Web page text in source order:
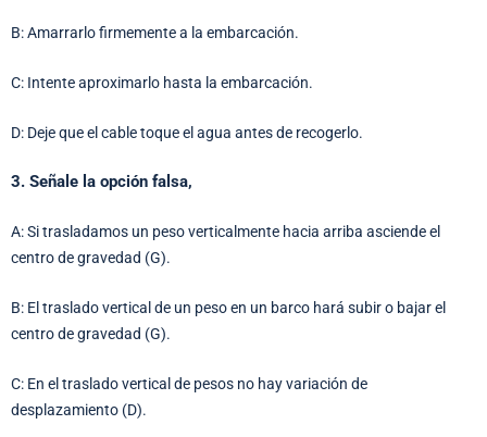
B: Amarrarlo firmemente a la embarcación.
C: Intente aproximarlo hasta la embarcación.
D: Deje que el cable toque el agua antes de recogerlo.
3. Señale la opción falsa,
A: Si trasladamos un peso verticalmente hacia arriba asciende el
centro de gravedad (G).
B: El traslado vertical de un peso en un barco hará subir o bajar el
centro de gravedad (G).
C: En el traslado vertical de pesos no hay variación de
desplazamiento (D).